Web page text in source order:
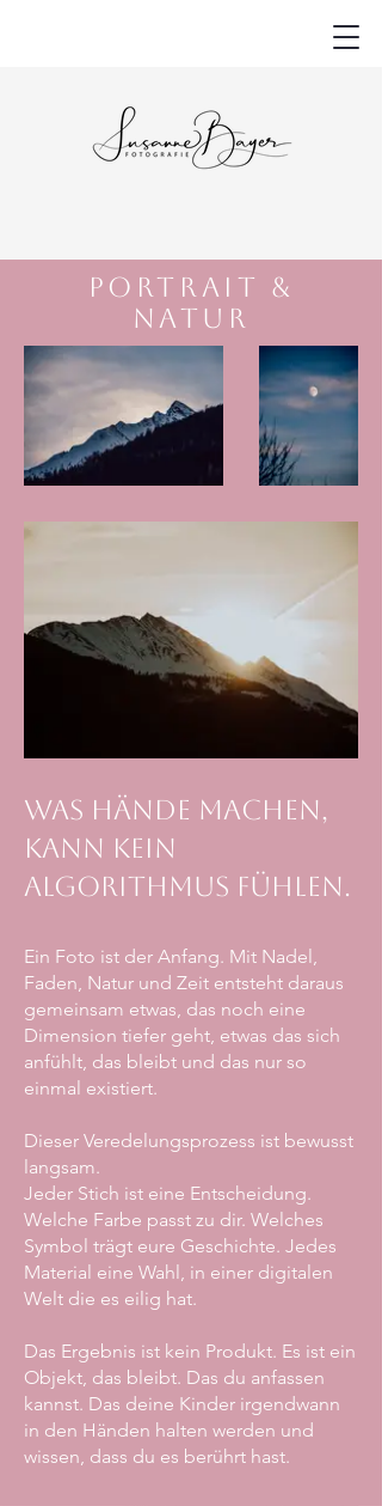
PORTRAIT &
NATUR
Was Hände machen,
kann kein
Algorithmus fühlen.
Ein Foto ist der Anfang. Mit Nadel,
Faden, Natur und Zeit entsteht daraus
gemeinsam etwas, das noch eine
Dimension tiefer geht, etwas das sich
anfühlt, das bleibt und das nur so
einmal existiert.
Dieser Veredelungsprozess ist bewusst
langsam.
Jeder Stich ist eine Entscheidung.
Welche Farbe passt zu dir. Welches
Symbol trägt eure Geschichte. Jedes
Material eine Wahl, in einer digitalen
Welt die es eilig hat.
Das Ergebnis ist kein Produkt. Es ist ein
Objekt, das bleibt. Das du anfassen
kannst. Das deine Kinder irgendwann
in den Händen halten werden und
wissen, dass du es berührt hast.